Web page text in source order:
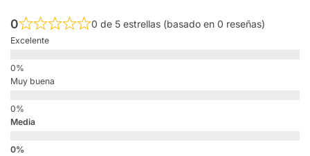
0 0 de 5 estrellas (basado en 0 reseñas)
Excelente
Muy buena
Media